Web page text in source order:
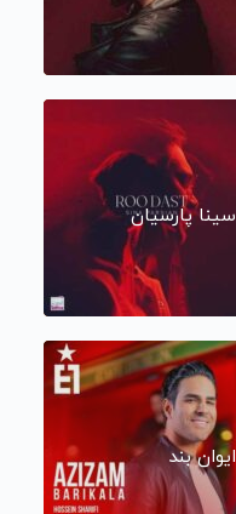
سینا پارسیان
ایوان بند